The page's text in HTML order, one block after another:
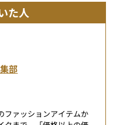
た人
部
ファッションアイテムか